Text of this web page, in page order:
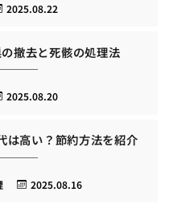
2025.08.22
撤去と死骸の処理法
2025.08.20
は高い？節約方法を紹介
2025.08.16